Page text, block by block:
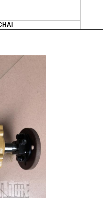
или картонная коробка